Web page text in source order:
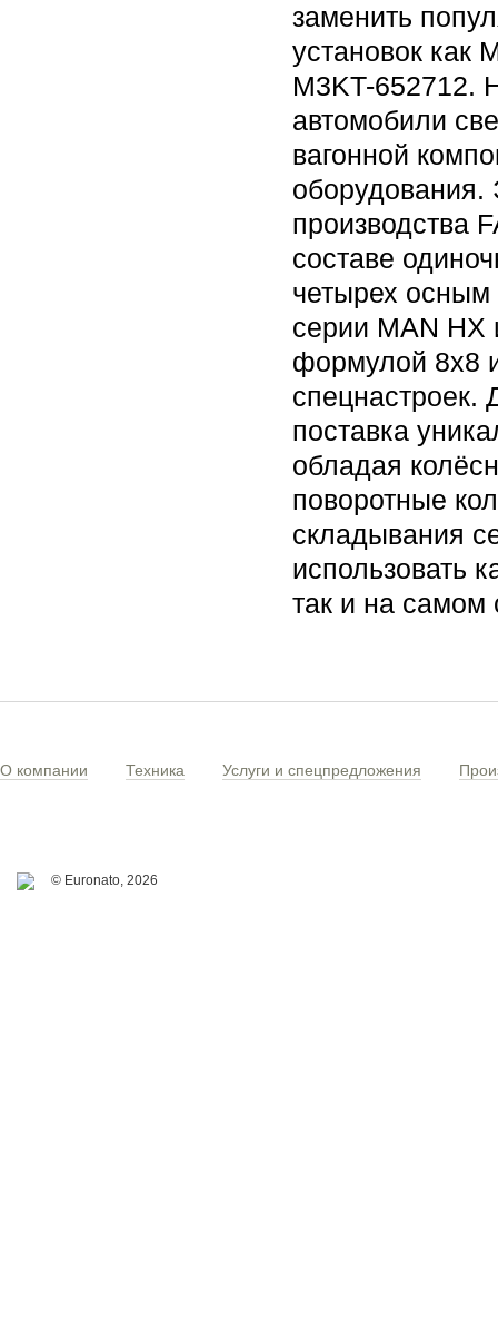
заменить
установок как
M3KT-652712.
автомобили
вагонной
оборудования.
производства
составе
четырех
серии MAN HX
формулой 8х8
спецнастроек.
поставка
обладая
поворотные
складывания
использовать
так и на самом
О компании Техника Услуги и спецпредложения
© Euronato, 2026